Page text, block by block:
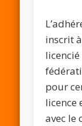
inscrit à
pour
licence
avec le